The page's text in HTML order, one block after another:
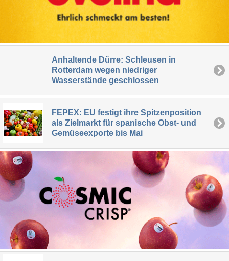
Anhaltende Dürre: Schleusen in
Rotterdam wegen niedriger
Wasserstände geschlossen
FEPEX: EU festigt ihre Spitzenposition
als Zielmarkt für spanische Obst- und
Gemüseexporte bis Mai